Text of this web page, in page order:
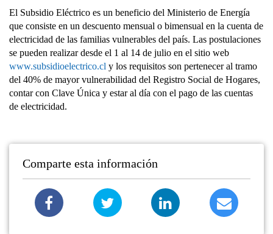
El Subsidio Eléctrico es un beneficio del Ministerio de Energía
que consiste en un descuento mensual o bimensual en la cuenta de
electricidad de las familias vulnerables del país. Las postulaciones
se pueden realizar desde el 1 al 14 de julio en el sitio web
www.subsidioelectrico.cl y los requisitos son pertenecer al tramo
del 40% de mayor vulnerabilidad del Registro Social de Hogares,
contar con Clave Única y estar al día con el pago de las cuentas
de electricidad.
Comparte esta información